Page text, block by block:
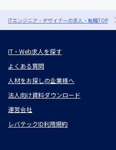
ITエンジニア・デザイナーの求人・転職TOP
IT・Web求人を探す
よくある質問
人材をお探しの企業様へ
法人向け資料ダウンロード
運営会社
レバテックID利用規約